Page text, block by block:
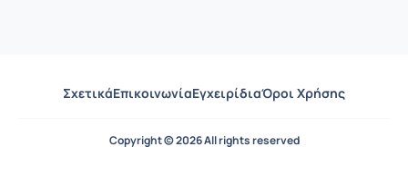
ΣχετικάΕπικοινωνίαΕγχειρίδιαΌροι Χρήσης
Copyright © 2026 All rights reserved